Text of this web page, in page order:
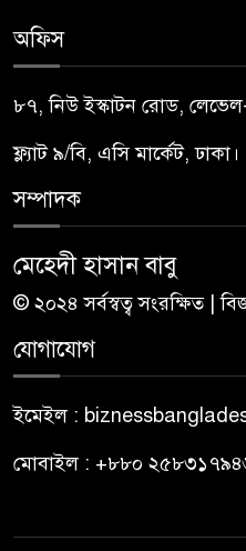
অফিস
৮৭, নিউ ইস্কাটন রোড,
ফ্ল্যাট ৯/বি, এসি মার্কেট, ঢাকা।
সম্পাদক
মেহেদী হাসান বাবু
© ২০২৪ সর্বস্বত্ব সংরক্ষিত |
যোগাযোগ
ইমেইল :
মোবাইল : +৮৮০